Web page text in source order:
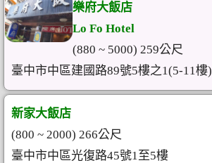
樂府大飯店
Lo Fo Hotel
(880 ~ 5000) 259公尺
臺中市中區建國路89號5樓之1(5-11樓)
新家大飯店
(800 ~ 2000) 266公尺
臺中市中區光復路45號1至5樓